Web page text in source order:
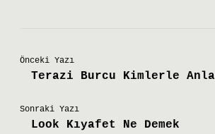
Önceki Yazı
Terazi Burcu Kimlerle
Sonraki Yazı
Look Kıyafet Ne Demek